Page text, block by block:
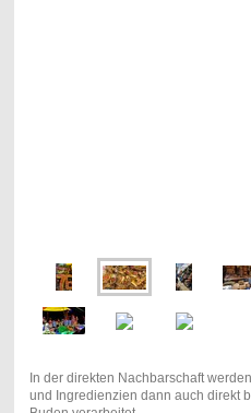
In der direkten Nachbarschaft
und Ingredienzien dann auch direkt